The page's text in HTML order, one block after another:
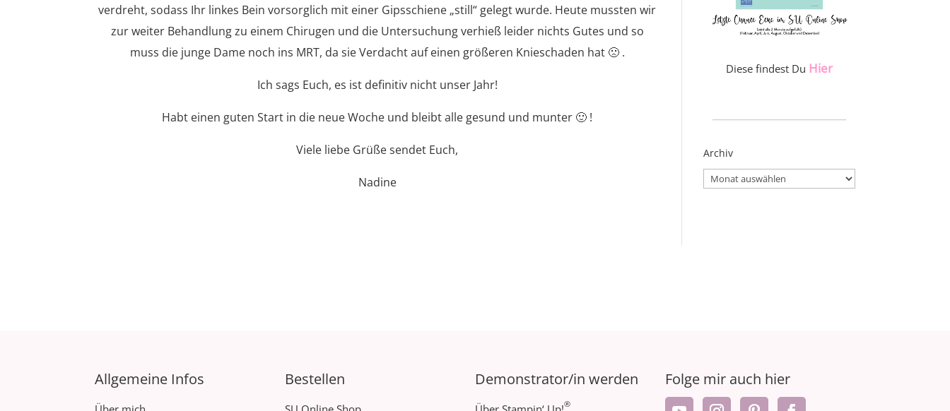
verdreht, sodass Ihr linkes Bein vorsorglich mit einer Gipsschiene „still“ gelegt wurde. Heute mussten wir
zur weiter Behandlung zu einem Chirugen und die Untersuchung verhieß leider nichts Gutes und so
muss die junge Dame noch ins MRT, da sie Verdacht auf einen größeren Knieschaden hat 🙁 .
Ich sags Euch, es ist definitiv nicht unser Jahr!
Habt einen guten Start in die neue Woche und bleibt alle gesund und munter 🙂 !
Viele liebe Grüße sendet Euch,
Nadine
Diese findest Du Hier
Archiv
Archiv
Allgemeine Infos Bestellen Demonstrator/in werden
®
Folge mir auch hier